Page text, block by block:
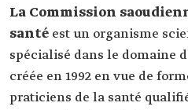
La Commission
santé est un organisme
spécialisé dans le domaine
créée en 1992 en vue de
praticiens de la santé